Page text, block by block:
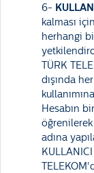
6-
kalması
herhangi
TÜRK
dışında
Hesabın
öğrenilerek
adına